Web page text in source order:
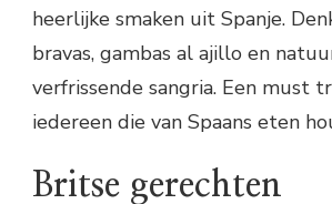
heerlijke smaken uit Spanje.
bravas, gambas al ajillo en
verfrissende sangria. Een must
iedereen die van Spaans eten
Britse gerechten